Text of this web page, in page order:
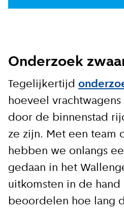
Onderzoek
Tegelijkertijd
hoeveel
door de binnenstad
ze zijn. Met een team
hebben we onlangs
gedaan in het
uitkomsten in de
beoordelen hoe lang